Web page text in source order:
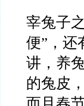
宰兔子
便”，还
讲，养
的兔皮